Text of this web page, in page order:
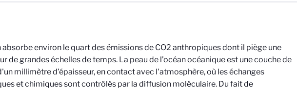
absorbe environ le quart des émissions de CO2 anthropiques dont il piège une
de grandes échelles de temps. La peau de l’océan océanique est une couche de
millimètre d’épaisseur, en contact avec l'atmosphère, où les échanges
et chimiques sont contrôlés par la diffusion moléculaire. Du fait de